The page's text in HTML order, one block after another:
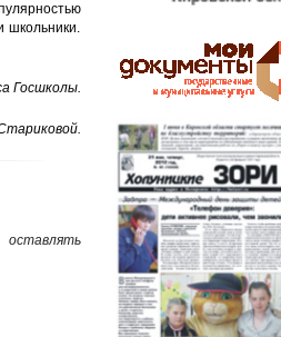
школьники.
Госшколы.